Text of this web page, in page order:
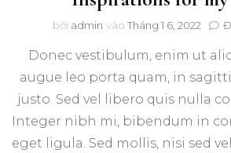
bởi admin vào Tháng 1 6, 2022
Donec vestibulum, enim ut
augue leo porta quam, in
justo. Sed vel libero quis nulla
Integer nibh mi, bibendum in
eget ligula. Sed mollis, nisi sed